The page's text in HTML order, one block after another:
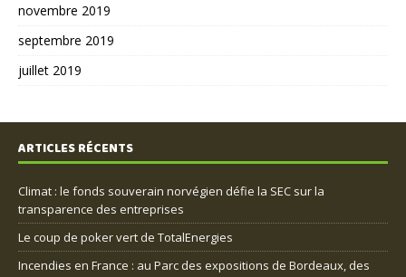
novembre 2019
septembre 2019
juillet 2019
ARTICLES RÉCENTS
Climat : le fonds souverain norvégien défie la SEC sur la
transparence des entreprises
Le coup de poker vert de TotalEnergies
Incendies en France : au Parc des expositions de Bordeaux, des